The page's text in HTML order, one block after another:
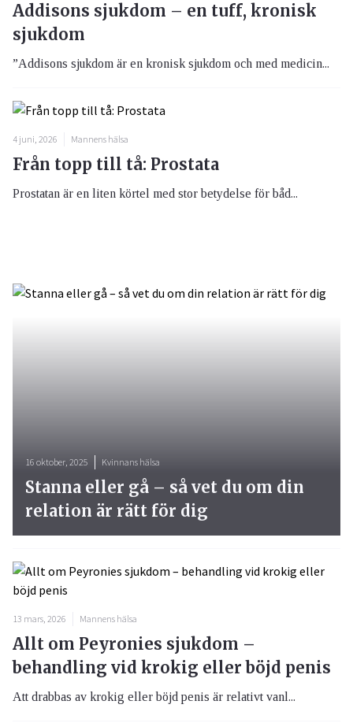
Addisons sjukdom – en tuff, kronisk
sjukdom
”Addisons sjukdom är en kronisk sjukdom och med medicin...
4 juni, 2026 Mannens hälsa
Från topp till tå: Prostata
Prostatan är en liten körtel med stor betydelse för båd...
13 mars, 2026 Mannens hälsa
Allt om Peyronies sjukdom –
behandling vid krokig eller böjd penis
Att drabbas av krokig eller böjd penis är relativt vanl...
16 oktober, 2025 Kvinnans hälsa
Stanna eller gå – så vet du om din
relation är rätt för dig